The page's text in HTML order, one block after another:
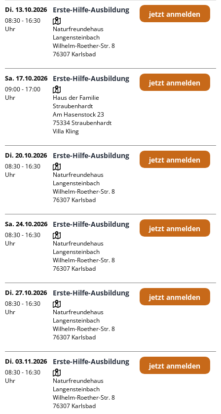
Di. 13.10.2026
08:30 - 16:30
Uhr
Erste-Hilfe-Ausbildung
Naturfreundehaus
Langensteinbach
Wilhelm-Roether-Str. 8
jetzt anmelden
Sa. 17.10.2026
09:00 - 17:00
Uhr
Erste-Hilfe-Ausbildung
Haus der Familie
Straubenhardt
Am Hasenstock 23
75334 Straubenhardt
Villa Kling
jetzt anmelden
Di. 20.10.2026
08:30 - 16:30
Uhr
Erste-Hilfe-Ausbildung
Naturfreundehaus
Langensteinbach
Wilhelm-Roether-Str. 8
jetzt anmelden
Sa. 24.10.2026
08:30 - 16:30
Uhr
Erste-Hilfe-Ausbildung
Naturfreundehaus
Langensteinbach
Wilhelm-Roether-Str. 8
jetzt anmelden
Di. 27.10.2026
08:30 - 16:30
Uhr
Erste-Hilfe-Ausbildung
Naturfreundehaus
Langensteinbach
Wilhelm-Roether-Str. 8
jetzt anmelden
Di. 03.11.2026
08:30 - 16:30
Uhr
Erste-Hilfe-Ausbildung
Naturfreundehaus
Langensteinbach
Wilhelm-Roether-Str. 8
jetzt anmelden